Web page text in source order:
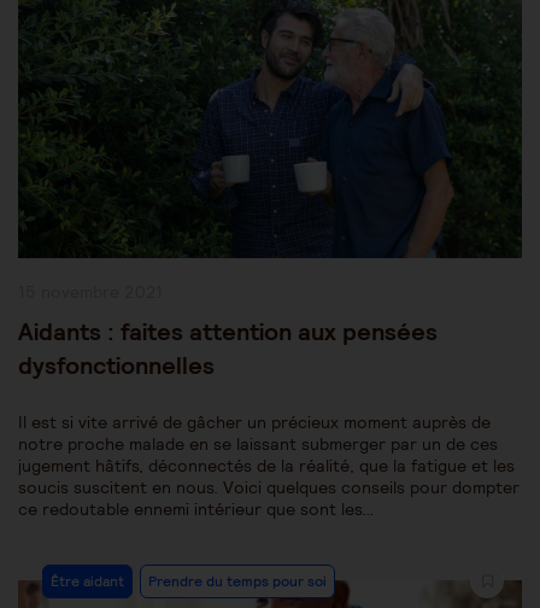
Aidants : faites attention aux pensées
dysfonctionnelles
Il est si vite arrivé de gâcher un précieux moment auprès de
notre proche malade en se laissant submerger par un de ces
jugement hâtifs, déconnectés de la réalité, que la fatigue et les
soucis suscitent en nous. Voici quelques conseils pour dompter
ce redoutable ennemi intérieur que sont les…
Post
Category:
Être aidant Prendre du temps pour soi